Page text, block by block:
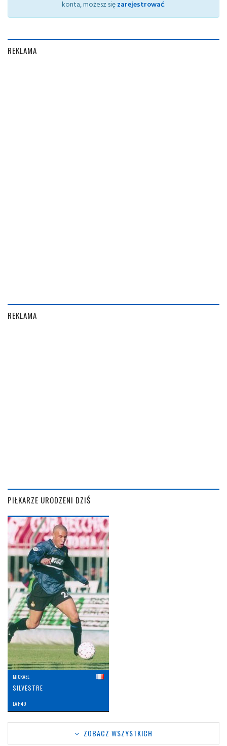
konta, możesz sięzarejestrować.
REKLAMA
REKLAMA
PIŁKARZE URODZENI DZIŚ
MICKAEL
SILVESTRE
LAT: 49
ZOBACZ WSZYSTKICH